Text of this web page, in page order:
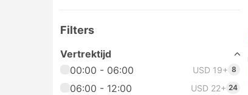
Filters
Vertrektijd
00:00 - 06:00
USD 19+ 8
06:00 - 12:00 USD 22+ 24